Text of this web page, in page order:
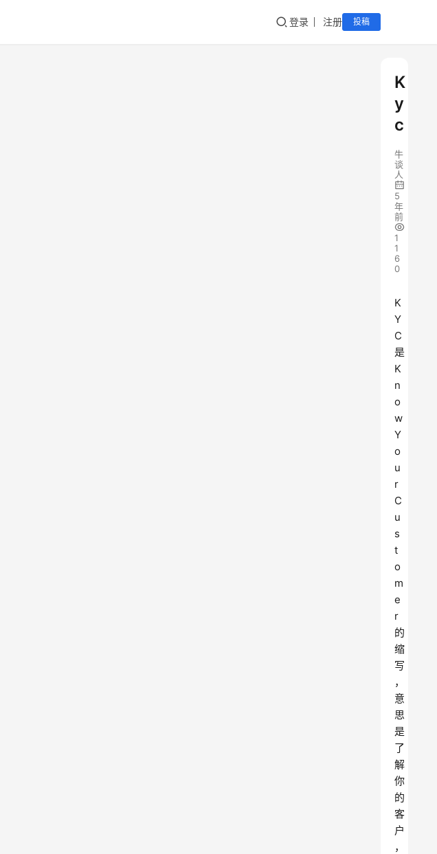
登录 注册 投稿
K
y
c
牛
谈
人
5
年
前
1
1
6
0
K
Y
C
是
K
n
o
w
Y
o
u
r
C
u
s
t
o
m
e
r
的
缩
写
，
意
思
是
了
解
你
的
客
户
，